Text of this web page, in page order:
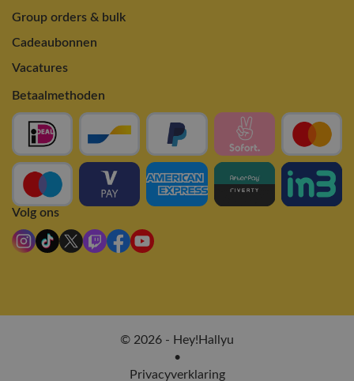
Group orders & bulk
Cadeaubonnen
Vacatures
Betaalmethoden
Volg ons
© 2026 - Hey!Hallyu
•
Privacyverklaring